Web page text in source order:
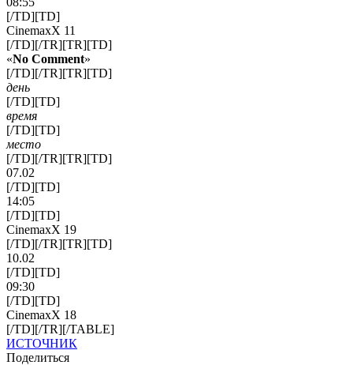
[/TD][TD]
CinemaxX 11
[/TD][/TR][TR][TD]
«No Comment»
[/TD][/TR][TR][TD]
день
[/TD][TD]
время
[/TD][TD]
место
[/TD][/TR][TR][TD]
07.02
[/TD][TD]
14:05
[/TD][TD]
CinemaxX 19
[/TD][/TR][TR][TD]
10.02
[/TD][TD]
09:30
[/TD][TD]
CinemaxX 18
[/TD][/TR][/TABLE]
ИСТОЧНИК
Поделиться